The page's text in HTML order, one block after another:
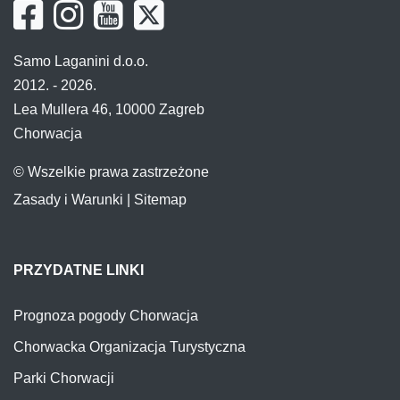
Samo Laganini d.o.o.
2012. - 2026.
Lea Mullera 46, 10000 Zagreb
Chorwacja
© Wszelkie prawa zastrzeżone
Zasady i Warunki
Sitemap
PRZYDATNE LINKI
Prognoza pogody Chorwacja
Chorwacka Organizacja Turystyczna
Parki Chorwacji